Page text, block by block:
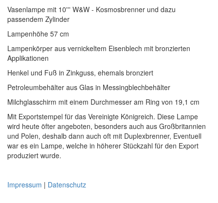
Vasenlampe mit 10''' W&W - Kosmosbrenner und dazu
passendem Zylinder
Lampenhöhe 57 cm
Lampenkörper aus vernickeltem Eisenblech mit bronzierten
Applikationen
Henkel und Fuß in Zinkguss, ehemals bronziert
Petroleumbehälter aus Glas in Messingblechbehälter
Milchglasschirm mit einem Durchmesser am Ring von 19,1 cm
Mit Exportstempel für das Vereinigte Königreich. Diese Lampe
wird heute öfter angeboten, besonders auch aus Großbritannien
und Polen, deshalb dann auch oft mit Duplexbrenner, Eventuell
war es ein Lampe, welche in höherer Stückzahl für den Export
produziert wurde.
Impressum | Datenschutz